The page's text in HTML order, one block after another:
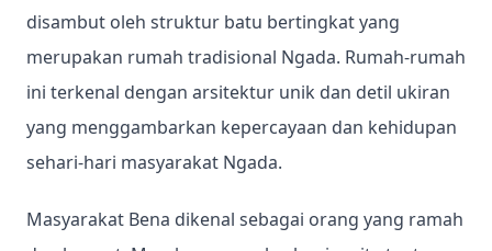
disambut oleh struktur batu bertingkat yang
merupakan rumah tradisional Ngada. Rumah-rumah
ini terkenal dengan arsitektur unik dan detil ukiran
yang menggambarkan kepercayaan dan kehidupan
sehari-hari masyarakat Ngada.
Masyarakat Bena dikenal sebagai orang yang ramah